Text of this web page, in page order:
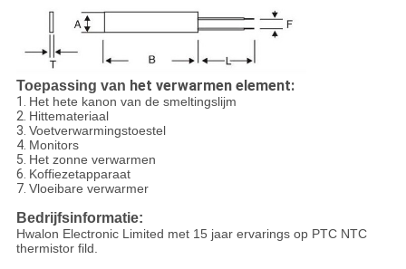
Toepassing van het verwarmen element:
1. Het hete kanon van de smeltingslijm
2. Hittemateriaal
3. Voetverwarmingstoestel
4. Monitors
5. Het zonne verwarmen
6. Koffiezetapparaat
7. Vloeibare verwarmer
Bedrijfsinformatie:
Hwalon Electronic Limited met 15 jaar ervarings op PTC NTC
thermistor fild.